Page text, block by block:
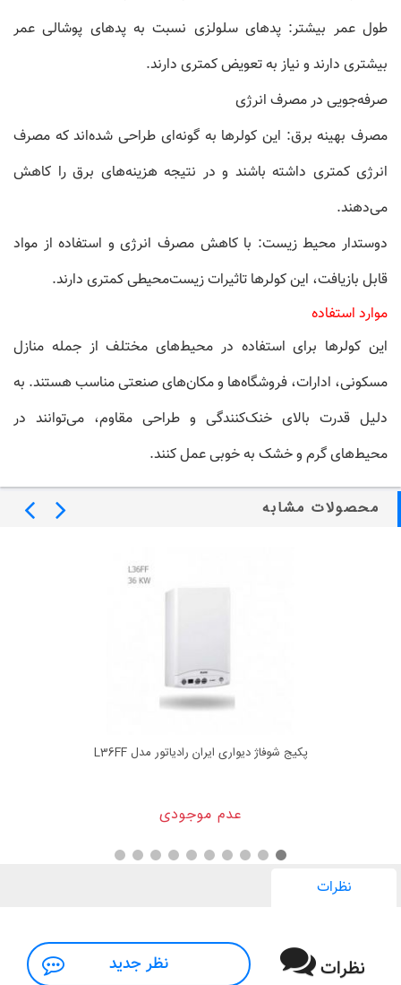
طول عمر بیشتر: پدهای سلولزی نسبت به پدهای پوشالی عمر
بیشتری دارند و نیاز به تعویض کمتری دارند.
صرفه‌جویی در مصرف انرژی
مصرف بهینه برق: این کولرها به گونه‌ای طراحی شده‌اند که مصرف
انرژی کمتری داشته باشند و در نتیجه هزینه‌های برق را کاهش
می‌دهند.
دوستدار محیط زیست: با کاهش مصرف انرژی و استفاده از مواد
قابل بازیافت، این کولرها تاثیرات زیست‌محیطی کمتری دارند.
موارد استفاده
این کولرها برای استفاده در محیط‌های مختلف از جمله منازل
مسکونی، ادارات، فروشگاه‌ها و مکان‌های صنعتی مناسب هستند. به
دلیل قدرت بالای خنک‌کنندگی و طراحی مقاوم، می‌توانند در
محیط‌های گرم و خشک به خوبی عمل کنند.
محصولات مشابه
پکیج شوفاژ دیواری ایران رادیاتور مدل L36FF
عدم موجودی
نظرات
نظرات نظر جدید